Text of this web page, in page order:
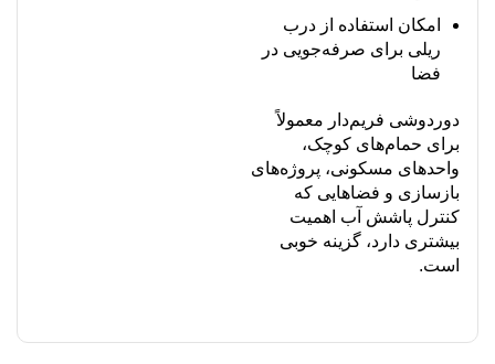
امکان استفاده از درب
ریلی برای صرفه‌جویی در
فضا
دوردوشی فریم‌دار معمولاً
برای حمام‌های کوچک،
واحدهای مسکونی، پروژه‌های
بازسازی و فضاهایی که
کنترل پاشش آب اهمیت
بیشتری دارد، گزینه خوبی
است.